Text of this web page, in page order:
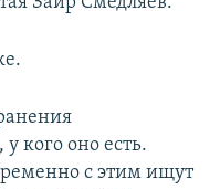
кого оно есть.
с этим ищут